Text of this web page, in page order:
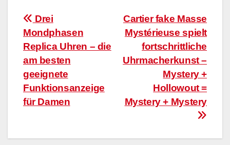
Beitragsnavigation
Cartier fake Masse
Mystérieuse spielt
fortschrittliche
Uhrmacherkunst –
Mystery +
Hollowout =
Mystery + Mystery
Drei
Mondphasen
Replica Uhren – die
am besten
geeignete
Funktionsanzeige
für Damen